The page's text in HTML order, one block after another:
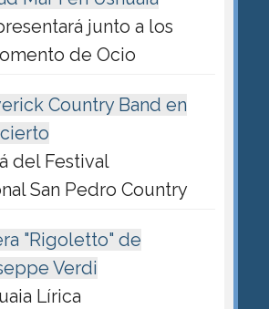
junto a los
de Ocio
Country Band en
del Festival
San Pedro Country
"Rigoletto" de
Verdi
Lírica